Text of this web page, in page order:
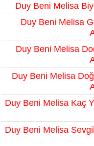
Duy Beni Melisa
Duy Beni Melisa
Duy Beni Melisa
Duy Beni Melisa
Duy Beni Melisa Kaç
Duy Beni Melisa